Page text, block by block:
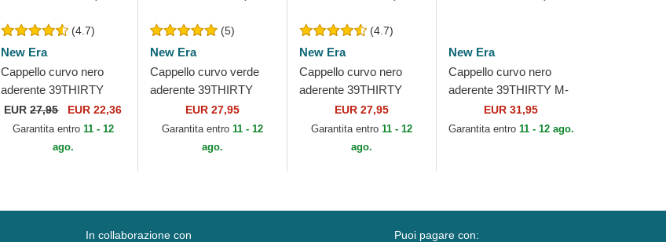
(4.7)
New Era
Cappello curvo nero
aderente 39THIRTY
Classic dei New York
Yankees MLB di New
EUR27,95 EUR 22,36
Garantita entro 11 - 12
ago.
(5)
New Era
Cappello curvo verde
aderente 39THIRTY
League Essential dei
New York Yankees
MLB di New Era
EUR 27,95
Garantita entro 11 - 12
ago.
(4.7)
New Era
Cappello curvo nero
aderente 39THIRTY
Essential dei Los
Angeles Dodgers MLB
di New Era
EUR 27,95
Garantita entro 11 - 12
ago.
New Era
Cappello curvo nero
aderente 39THIRTY M-
Crown A Frame dei New
York Yankees MLB di
EUR 31,95
Garantita entro 11 - 12 ago.
In collaborazione con
Puoi pagare con: